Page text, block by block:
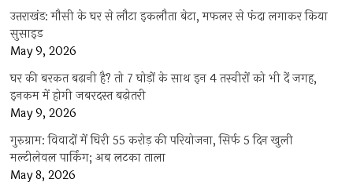
उत्तराखंड: मौसी के घर से लौटा इकलौता बेटा, मफलर से फंदा लगाकर किया
सुसाइड
May 9, 2026
घर की बरकत बढ़ानी है? तो 7 घोड़ों के साथ इन 4 तस्वीरों को भी दें जगह,
इनकम में होगी जबरदस्त बढ़ोतरी
May 9, 2026
गुरुग्राम: विवादों में घिरी 55 करोड़ की परियोजना, सिर्फ 5 दिन खुली
मल्टीलेवल पार्किंग; अब लटका ताला
May 8, 2026